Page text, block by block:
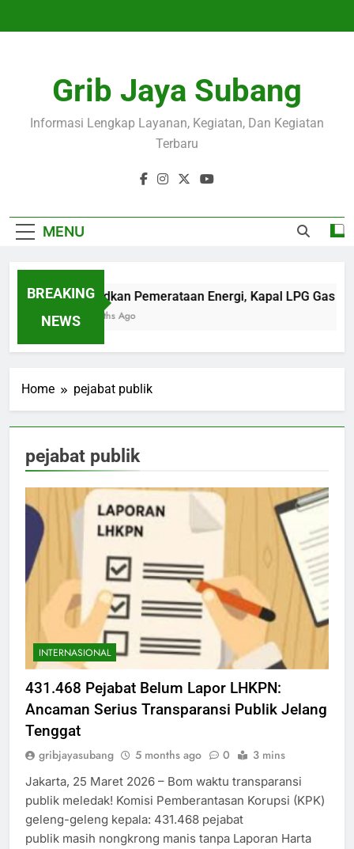
Grib Jaya Subang
Informasi Lengkap Layanan, Kegiatan, Dan Kegiatan
Terbaru
MENU
BREAKING
NEWS
Wujudkan Pemerataan Energi, Kapal LPG Gas
4 Months Ago
Home pejabat publik
pejabat publik
INTERNASIONAL
431.468 Pejabat Belum Lapor LHKPN:
Ancaman Serius Transparansi Publik Jelang
Tenggat
gribjayasubang 5 months ago 0 3 mins
Jakarta, 25 Maret 2026 – Bom waktu transparansi
publik meledak! Komisi Pemberantasan Korupsi (KPK)
geleng-geleng kepala: 431.468 pejabat
publik masih nongkrong manis tanpa Laporan Harta